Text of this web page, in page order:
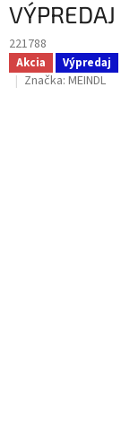
VÝPREDAJ
221788
Akcia Výpredaj
Značka: MEINDL